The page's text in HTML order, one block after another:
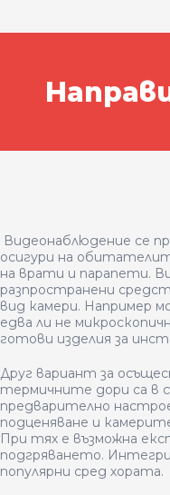
Видеонаблюдение се
осигури на
на врати и парапети.
разпространени
вид камери. Например
едва ли не
готови изделия за
Друг вариант за
термичните дори са в
предварително
подценяване и
При тях е възможна
подгряването.
популярни сред хората.